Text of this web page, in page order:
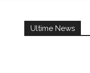
Ultime News